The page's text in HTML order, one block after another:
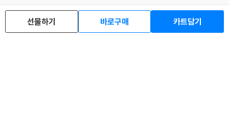
선물하기 바로구매 카트담기
eBook 1:1문의/채팅상담
예스이십사(주) 사업자 정보